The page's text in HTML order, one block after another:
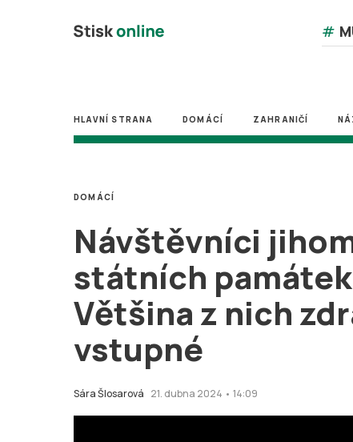
#
HLAVNÍ STRANA DOMÁCÍ ZAHRANIČÍ
Návštěvníci
státních
Většina z nich
vstupné
Sára Šlosarová 21. dubna 2024 • 14:09
DOMÁCÍ